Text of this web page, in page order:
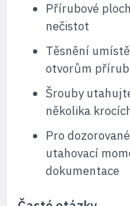
Přírubové
nečistot
Těsnění
otvorům
Šrouby
několika
Pro
utahovací
dokumentace